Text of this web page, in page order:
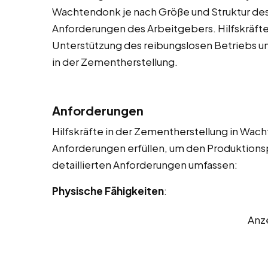
Wachtendonk je nach Größe und Struktur
Anforderungen des Arbeitgebers.
Unterstützung des reibungslosen Betriebs
in der Zementherstellung.
Anforderungen
Hilfskräfte in der Zementherstellung in
Anforderungen erfüllen, um den
detaillierten Anforderungen umfassen:
Physische Fähigkeiten: